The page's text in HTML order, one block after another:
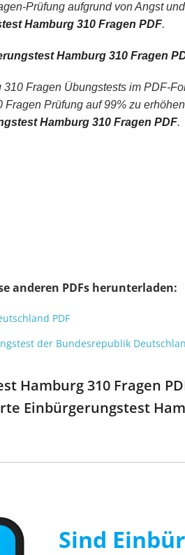
Prüfung aufgrund von Angst
Hamburg 310 Fragen PDF.
Hamburg 310 Fragen
Fragen Übungstests im PDF-
Prüfung auf 99% zu
Hamburg 310 Fragen PDF.
anderen PDFs herunterladen:
PDF
der Bundesrepublik
Hamburg 310 Fragen
Einbürgerungstest
Sind